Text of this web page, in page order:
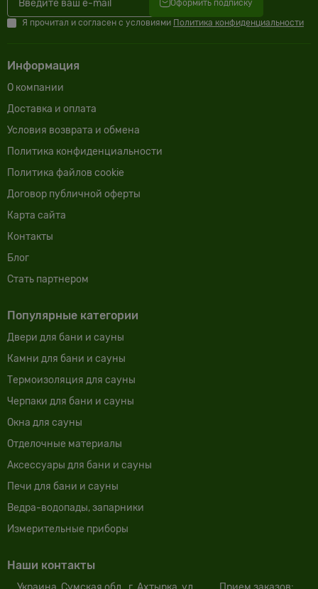
Оформить подписку
Я прочитал и согласен с условиями Политика конфиденциальности
Информация
О компании
Доставка и оплата
Условия возврата и обмена
Политика конфиденциальности
Политика файлов cookie
Договор публичной оферты
Карта сайта
Контакты
Блог
Cтать партнером
Популярные категории
Двери для бани и сауны
Камни для бани и сауны
Термоизоляция для сауны
Черпаки для бани и сауны
Окна для сауны
Отделочные материалы
Аксессуары для бани и сауны
Печи для бани и сауны
Ведра-водопады, запарники
Измерительные приборы
Наши контакты